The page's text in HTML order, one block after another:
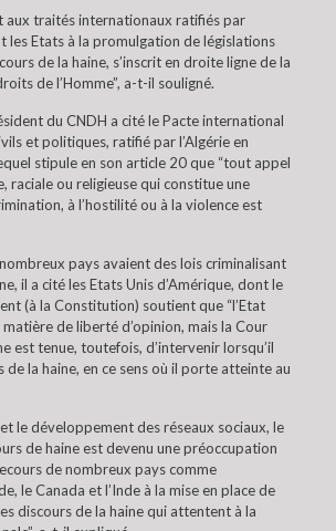
aux traités internationaux ratifiés par
les Etats à la promulgation de législations
de la haine, s’inscrit en droite ligne de la
de l’Homme”, a-t-il souligné.
du CNDH a cité le Pacte international
et politiques, ratifié par l’Algérie en
stipule en son article 20 que “tout appel
raciale ou religieuse qui constitue une
à l’hostilité ou à la violence est
pays avaient des lois criminalisant
il a cité les Etats Unis d’Amérique, dont le
(à la Constitution) soutient que “l’Etat
de liberté d’opinion, mais la Cour
est tenue, toutefois, d’intervenir lorsqu’il
de la haine, en ce sens où il porte atteinte au
et le développement des réseaux sociaux, le
de haine est devenu une préoccupation
de nombreux pays comme
le Canada et l’Inde à la mise en place de
discours de la haine qui attentent à la